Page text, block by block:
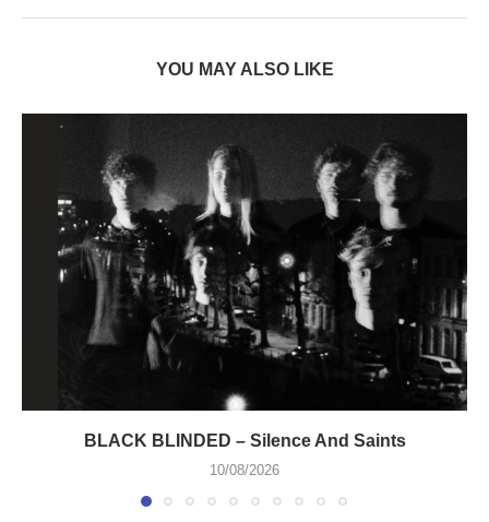
YOU MAY ALSO LIKE
BLACK BLINDED – Silence And Saints
10/08/2026